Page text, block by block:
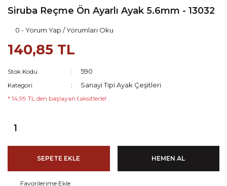
Siruba Reçme Ön Ayarlı Ayak 5.6mm - 13032
0 - Yorum Yap / Yorumları Oku
140,85 TL
Stok Kodu 590
Kategori Sanayi Tipi Ayak Çeşitleri
* 14,99 TL den başlayan taksitlerle!
SEPETE EKLE HEMEN AL